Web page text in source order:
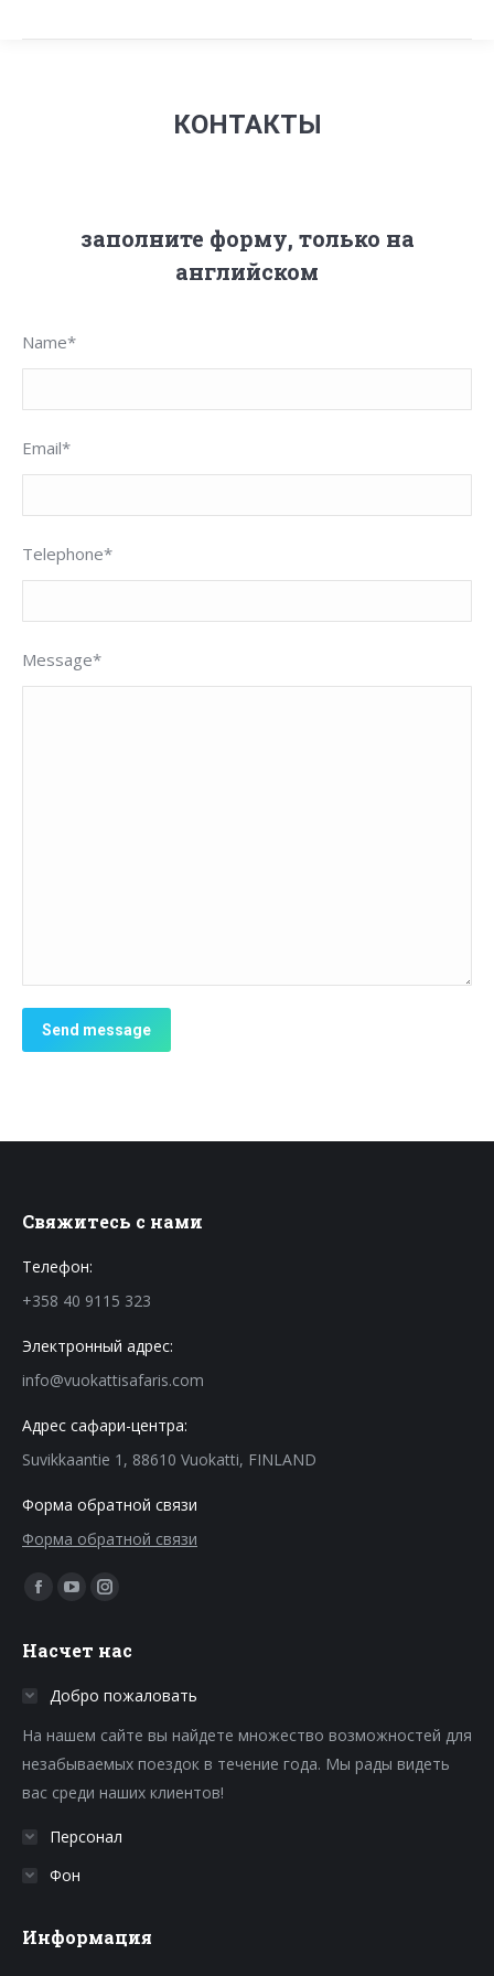
КОНТАКТЫ
заполните форму, только на
английском
Name*
Email*
Telephone*
Message*
Свяжитесь с нами
Телефон:
+358 40 9115 323
Электронный адрес:
info@vuokattisafaris.com
Адрес сафари-центра:
Suvikkaantie 1, 88610 Vuokatti, FINLAND
Форма обратной связи
Форма обратной связи
Find us on:
Facebook
opens
window
YouTube
opens
in
window
Instagram
opens
window
Насчет нас
Добро пожаловать
На нашем сайте вы найдете множество возможностей для
незабываемых поездок в течение года. Мы рады видеть
вас среди наших клиентов!
Персонал
Фон
Информация